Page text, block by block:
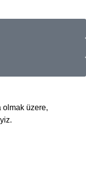
olmak üzere,